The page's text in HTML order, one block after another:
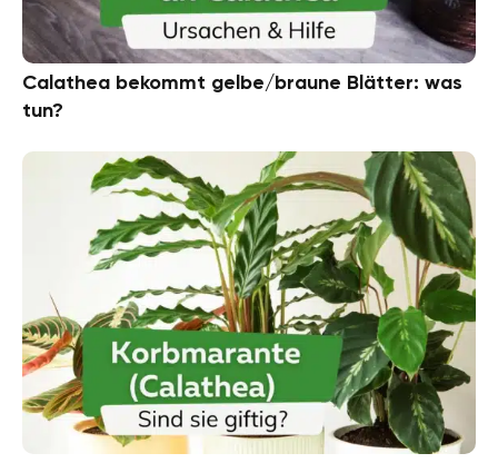
Calathea bekommt gelbe/braune Blätter: was
tun?